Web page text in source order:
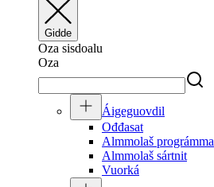
Gidde
Oza sisdoalu
Oza
Áigeguovdil
Ođđasat
Almmolaš prográmma
Almmolaš sártnit
Vuorká